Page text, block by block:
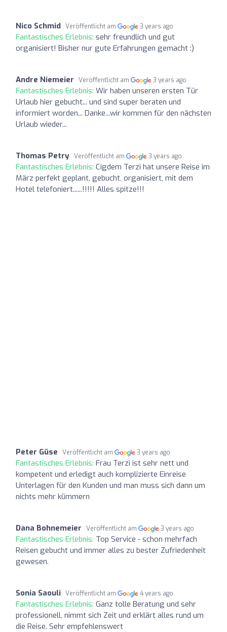
Nico Schmid Veröffentlicht am 3 years ago
Fantastisches Erlebnis: sehr freundlich und gut
organisiert! Bisher nur gute Erfahrungen gemacht :)
Andre Niemeier Veröffentlicht am 3 years ago
Fantastisches Erlebnis: Wir haben unseren ersten Tür
Urlaub hier gebucht... und sind super beraten und
informiert worden... Danke...wir kommen für den nächsten
Urlaub wieder...
Thomas Petry Veröffentlicht am 3 years ago
Fantastisches Erlebnis: Cigdem Terzi hat unsere Reise im
März perfekt geplant, gebucht, organisiert, mit dem
Hotel telefoniert......!!!!! Alles spitze!!!
Peter Güse Veröffentlicht am 3 years ago
Fantastisches Erlebnis: Frau Terzi ist sehr nett und
kompetent und erledigt auch komplizierte Einreise
Unterlagen für den Kunden und man muss sich dann um
nichts mehr kümmern
Dana Bohnemeier Veröffentlicht am 3 years ago
Fantastisches Erlebnis: Top Service - schon mehrfach
Reisen gebucht und immer alles zu bester Zufriedenheit
gewesen.
Sonia Saouli Veröffentlicht am 4 years ago
Fantastisches Erlebnis: Ganz tolle Beratung und sehr
professionell, nimmt sich Zeit und erklärt alles rund um
die Reise. Sehr empfehlenswert